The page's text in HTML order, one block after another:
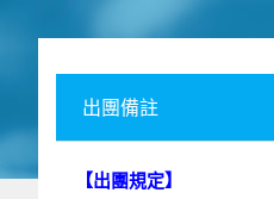
出團備註
【出團規定】